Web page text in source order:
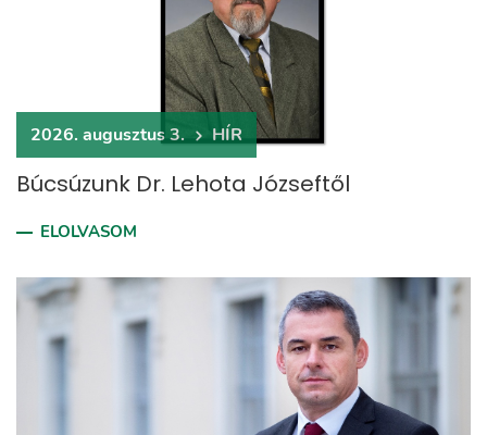
2026. augusztus 3. HÍR
Búcsúzunk Dr. Lehota Józseftől
ELOLVASOM